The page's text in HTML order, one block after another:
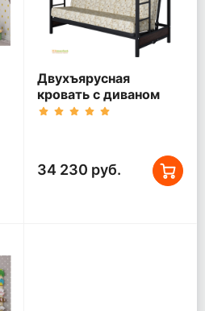
Двухъярусная
кровать с диваном
Мадлен Черная
34 230 руб.